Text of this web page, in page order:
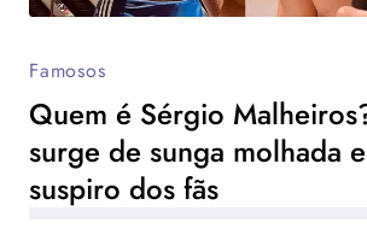
Famosos
Quem é Sérgio
surge de sunga molhada
suspiro dos fãs